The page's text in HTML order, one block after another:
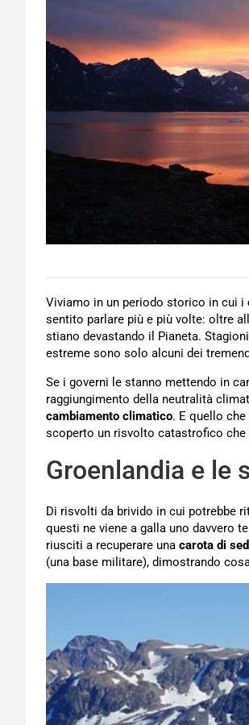
Viviamo in un periodo storico in cui i
sentito parlare più e più volte: oltre
stiano devastando il Pianeta.
estreme sono solo alcuni dei
Se i governi le stanno mettendo in
raggiungimento della neutralità
cambiamento climatico. E quello
scoperto un risvolto catastrofico
Groenlandia e le
Di risvolti da brivido in cui potrebbe
questi ne viene a galla uno davvero
riusciti a recuperare una carota di
(una base militare), dimostrando